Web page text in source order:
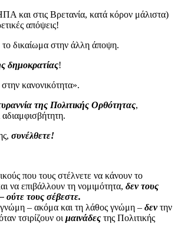
και στις Βρετανία, κατά κόρον μάλιστα)
απόψεις!
το δικαίωμα στην άλλη άποψη.
δημοκρατίας!
κανονικότητα».
της Πολιτικής Ορθότητας,
συνέλθετε!
που τους στέλνετε να κάνουν το
να επιβάλλουν τη νομιμότητα, δεν τους
ούτε τους σέβεστε.
γνώμη – ακόμα και τη λάθος γνώμη – δεντην
τσιρίζουν οι μαινάδες της Πολιτικής